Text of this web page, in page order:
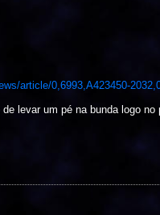
article/0,6993,A423450-
levar um pé na bunda logo no